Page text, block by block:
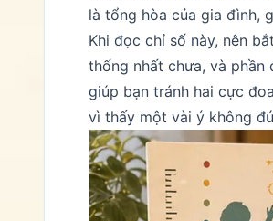
là tổng hòa của gia đình,
Khi đọc chỉ số này, nên
thống nhất chưa, và phần
giúp bạn tránh hai cực
vì thấy một vài ý không